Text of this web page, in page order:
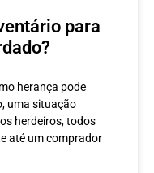
para
herança pode
uma situação
herdeiros, todos
até um comprador